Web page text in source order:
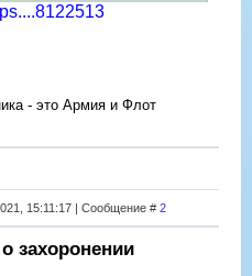
- это Армия и Флот
15:11:17 | Сообщение # 2
захоронении